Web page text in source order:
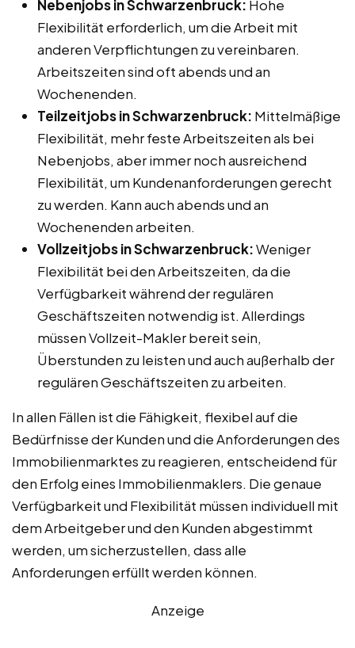
Nebenjobs in Schwarzenbruck: Hohe
Flexibilität erforderlich, um die Arbeit mit
anderen Verpflichtungen zu vereinbaren.
Arbeitszeiten sind oft abends und an
Wochenenden.
Teilzeitjobs in Schwarzenbruck: Mittelmäßige
Flexibilität, mehr feste Arbeitszeiten als bei
Nebenjobs, aber immer noch ausreichend
Flexibilität, um Kundenanforderungen gerecht
zu werden. Kann auch abends und an
Wochenenden arbeiten.
Vollzeitjobs in Schwarzenbruck:Weniger
Flexibilität bei den Arbeitszeiten, da die
Verfügbarkeit während der regulären
Geschäftszeiten notwendig ist. Allerdings
müssen Vollzeit-Makler bereit sein,
Überstunden zu leisten und auch außerhalb der
regulären Geschäftszeiten zu arbeiten.
In allen Fällen ist die Fähigkeit, flexibel auf die
Bedürfnisse der Kunden und die Anforderungen des
Immobilienmarktes zu reagieren, entscheidend für
den Erfolg eines Immobilienmaklers. Die genaue
Verfügbarkeit und Flexibilität müssen individuell mit
dem Arbeitgeber und den Kunden abgestimmt
werden, um sicherzustellen, dass alle
Anforderungen erfüllt werden können.
Anzeige